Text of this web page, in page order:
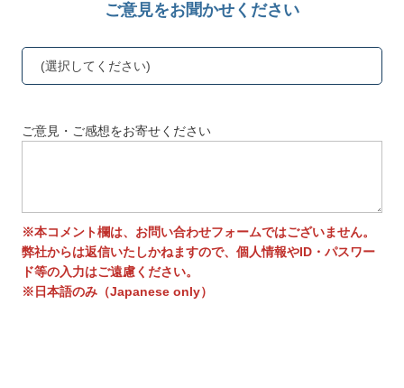
ご意見をお聞かせください
(選択してください)
ご意見・ご感想をお寄せください
※本コメント欄は、お問い合わせフォームではございません。
弊社からは返信いたしかねますので、個人情報やID・パスワー
ド等の入力はご遠慮ください。
※日本語のみ（Japanese only）